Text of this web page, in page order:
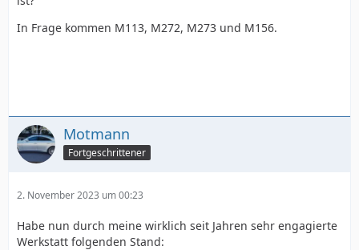
In Frage kommen M113, M272, M273 und M156.
Motmann
Fortgeschrittener
2. November 2023 um 00:23
Habe nun durch meine wirklich seit Jahren sehr engagierte
Werkstatt folgenden Stand: